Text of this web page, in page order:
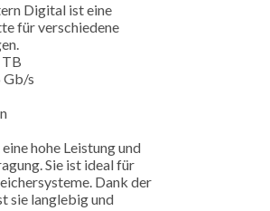
Digital ist eine
für verschiedene
Gb/s
hohe Leistung und
Sie ist ideal für
Dank der
sie langlebig und